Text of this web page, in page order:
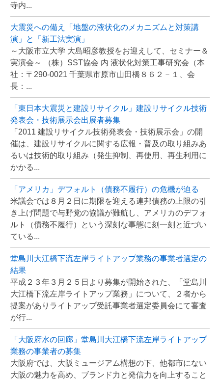
寺内...
大震災への備え「地盤の液状化のメカニズムと対策講
演」と「新工法実演」
～大阪市立大学 大島昭彦教授をお迎えして、セミナー＆
実演会～ （株）SST協会 内 液状化対策工事研究会（本
社：〒290-0021 千葉県市原市山田橋８６２－１、会
長：...
「東日本大震災と建設リサイクル」建設リサイクル技術
発表会・技術展示会出展者募集
「2011 建設リサイクル技術発表会・技術展示会」の開
催は、建設リサイクルに関する広報・普及の取り組みあ
るいは技術的取り組み（発生抑制、再使用、再生利用に
かかる...
「アメリカ」デフォルト（債務不履行）の危機が迫る
米議会では８月２日に期限を迎える連邦債務の上限の引
き上げ問題で与野党の協議が難航し、アメリカのデフォ
ルト（債務不履行）という深刻な事態に刻一刻と近づい
ている...
堂島川大江橋下流左岸ライトアップ業務の事業者選定の
結果
平成２３年３月２５日より募集が開始された、「堂島川
大江橋下流左岸ライトアップ業務」について、２者から
提案がありライトアップ受託事業者選定委員会にて審査
が行...
「大阪府水の回廊」堂島川大江橋下流左岸ライトアップ
業務の事業者の募集
大阪府では、大阪ミュージアム構想の下、他都市にない
大阪の魅力を高め、ブランド力と発信力を向上すること